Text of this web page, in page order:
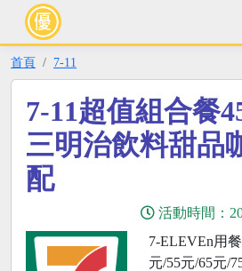
首頁 7-11
7-11超值組合餐
三明治飲料甜品
配
活動時間：
7-ELEVEn用
元/55元/65元/